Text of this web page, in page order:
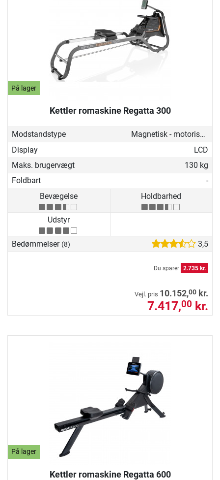
På lager
Kettler romaskine Regatta 300
Modstandstype
Magnetisk - motoriseret
Display
LCD
Maks. brugervægt
130 kg
Foldbart
-
Bevægelse
Holdbarhed
Udstyr
Bedømmelser (8) 3,5
Du sparer 2.735 kr.
Vejl. pris 10.152,00 kr.
7.417,00 kr.
På lager
Kettler romaskine Regatta 600